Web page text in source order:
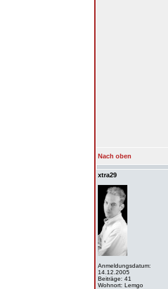
Nach oben
xtra29
Anmeldungsdatum:
14.12.2005
Beiträge: 41
Wohnort: Lemgo